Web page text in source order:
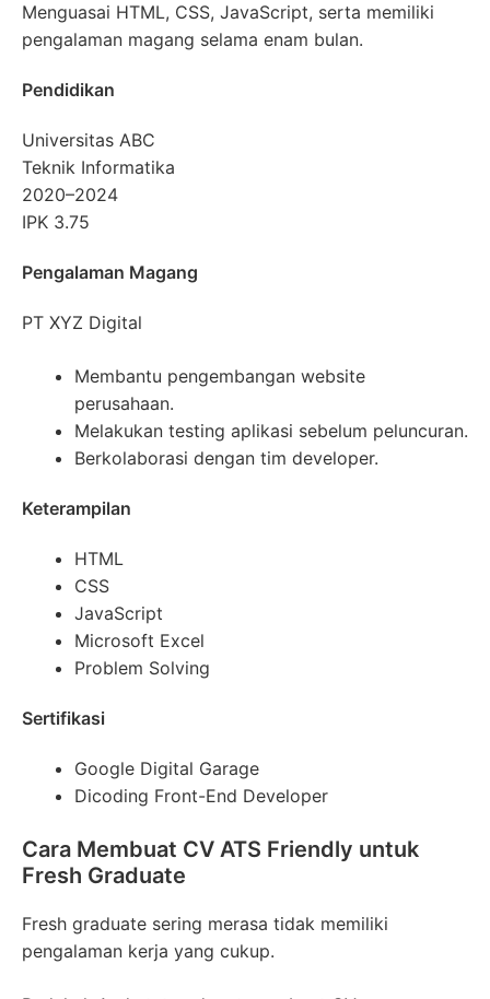
Menguasai HTML, CSS, JavaScript, serta memiliki
pengalaman magang selama enam bulan.
Pendidikan
Universitas ABC
Teknik Informatika
2020–2024
IPK 3.75
Pengalaman Magang
PT XYZ Digital
Membantu pengembangan website
perusahaan.
Melakukan testing aplikasi sebelum peluncuran.
Berkolaborasi dengan tim developer.
Keterampilan
HTML
CSS
JavaScript
Microsoft Excel
Problem Solving
Sertifikasi
Google Digital Garage
Dicoding Front-End Developer
Cara Membuat CV ATS Friendly untuk
Fresh Graduate
Fresh graduate sering merasa tidak memiliki
pengalaman kerja yang cukup.